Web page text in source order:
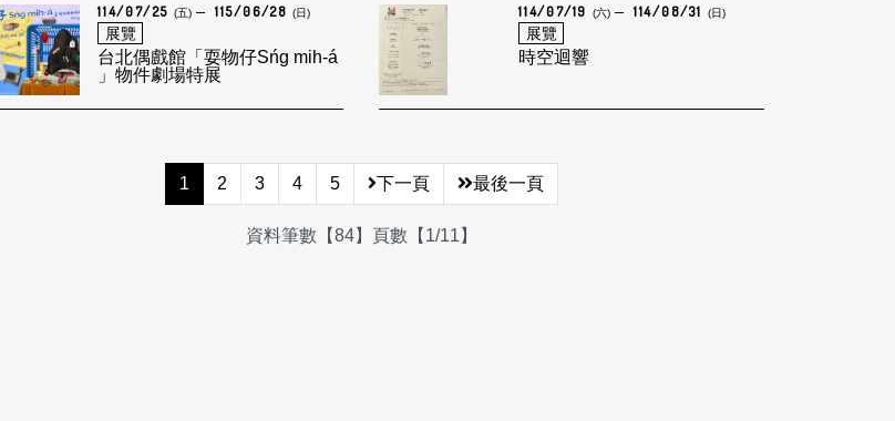
114/07/25 (五) 115/06/28 (日)
展覽
台北偶戲館「耍物仔Sńg mih-á
」物件劇場特展
114/07/19 (六) 114/08/31 (日)
展覽
時空迴響
1 2 3 4 5 下一頁 最後一頁
資料筆數【84】頁數【1/11】